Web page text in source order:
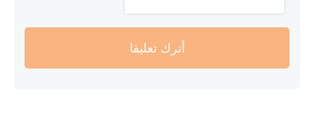
أترك تعليقا